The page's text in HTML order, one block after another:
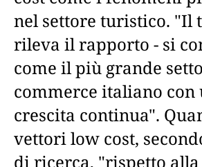
nel settore turistico. "Il
rileva il rapporto - si
come il più grande
commerce italiano con
crescita continua".
vettori low cost,
di ricerca, "rispetto